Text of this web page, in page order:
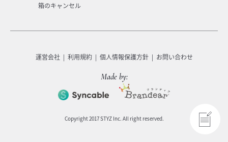
箱のキャンセル
運営会社 利用規約 個人情報保護方針 お問い合わせ
Made by:
Copyright 2017 STYZ Inc. All right reserved.